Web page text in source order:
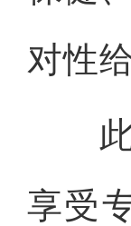
对性
此
享受